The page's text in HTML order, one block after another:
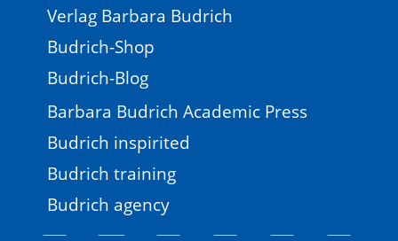
Verlag Barbara Budrich
Budrich-Shop
Budrich-Blog
Barbara Budrich Academic Press
Budrich inspirited
Budrich training
Budrich agency